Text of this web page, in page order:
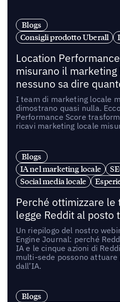
Blogs
Consigli prodotto Uberall
Location
misurano il
nessuno sa dire
I team di marketing locale
dimostrano quasi nulla.
Performance Score
ricavi marketing locale
Blogs
IA nel marketing locale
Social media locale
Perché ottimizzare le
legge Reddit al posto
Un riepilogo del nostro
Engine Journal: perché
IA e le cinque azioni di
multi-sede possono
dall’IA.
Blogs